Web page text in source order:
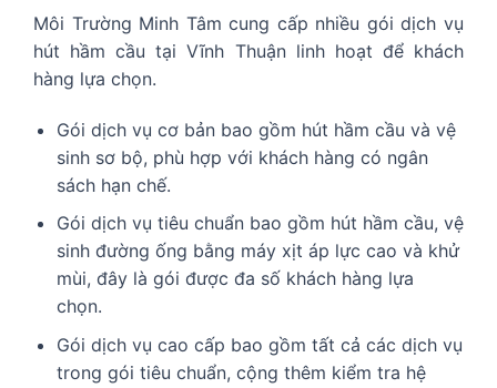
Môi Trường Minh Tâm cung cấp nhiều gói dịch vụ
hút hầm cầu tại Vĩnh Thuận linh hoạt để khách
hàng lựa chọn.
Gói dịch vụ cơ bản bao gồm hút hầm cầu và vệ
sinh sơ bộ, phù hợp với khách hàng có ngân
sách hạn chế.
Gói dịch vụ tiêu chuẩn bao gồm hút hầm cầu, vệ
sinh đường ống bằng máy xịt áp lực cao và khử
mùi, đây là gói được đa số khách hàng lựa
chọn.
Gói dịch vụ cao cấp bao gồm tất cả các dịch vụ
trong gói tiêu chuẩn, cộng thêm kiểm tra hệ